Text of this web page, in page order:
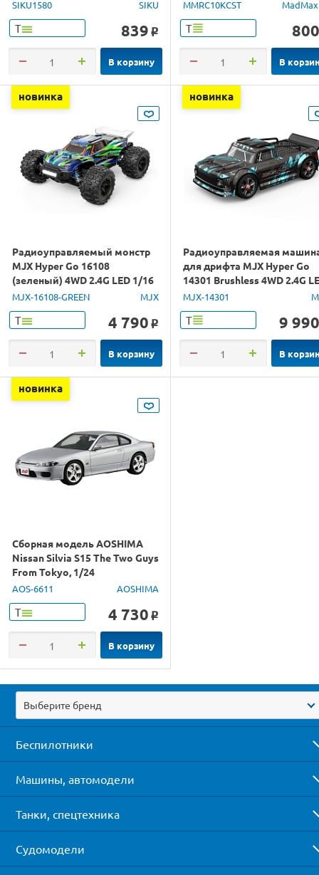
SIKU1580 SIKU
Т 839 o
В корзину
MMRC10KCST
Т 800
В
новинка
Радиоуправляемый монстр
MJX Hyper Go 16108
(зеленый) 4WD 2.4G LED 1/16
RTR
MJX-16108-GREEN MJX
Т 4 790 o
В корзину
новинка
Радиоуправляемая
для дрифта MJX Hyper Go
14301 Brushless 4WD 2.4G
1/14 RTR
MJX-14301
Т 9 990
В
новинка
Сборная модель AOSHIMA
Nissan Silvia S15 The Two Guys
From Tokyo, 1/24
AOS-6611 AOSHIMA
Т 4 730 o
В корзину
Выберите бренд
Беспилотники
Машины, автомодели
Танки, спецтехника
Судомодели